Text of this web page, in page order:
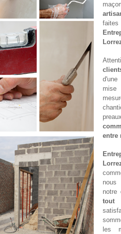
mise
entre
nous
notre
tout
les